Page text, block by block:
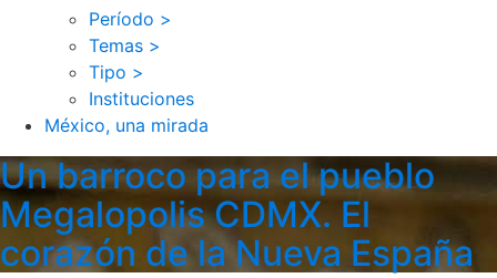
Período >
Temas >
Tipo >
Instituciones
México, una mirada
Un barroco para el pueblo
Megalopolis CDMX. El
corazón de la Nueva España